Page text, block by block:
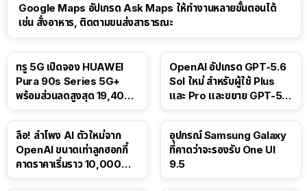
Google Maps อัปเกรด Ask Maps ให้ทำงานหลายขั้นตอนได้
เช่น สั่งอาหาร, ติดตามขนส่งสาธารณะ
ทรู 5G เปิดจอง HUAWEI
Pura 90s Series 5G+
พร้อมส่วนลดสูงสุด 19,400
OpenAI อัปเกรด GPT-5.6
Sol ใหม่ สำหรับผู้ใช้ Plus
และ Pro และขยาย GPT-5.6
ลือ! ลำโพง AI ตัวใหม่จาก
OpenAI ขนาดเท่าลูกฮอกกี้
คาดราคาเริ่มราว 10,000
อุปกรณ์ Samsung Galaxy
ที่คาดว่าจะรองรับ One UI
9.5